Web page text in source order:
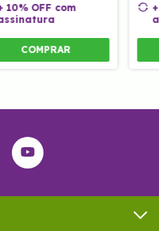
10% OFF com
COMPRAR